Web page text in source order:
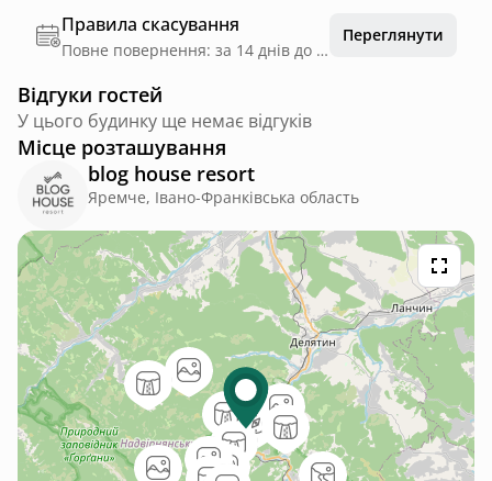
Правила скасування
Повне повернення: за 14 днів до дати заїзду
Переглянути
Відгуки гостей
У цього будинку ще немає відгуків
Місце розташування
blog house resort
Яремче, Івано-Франківська область